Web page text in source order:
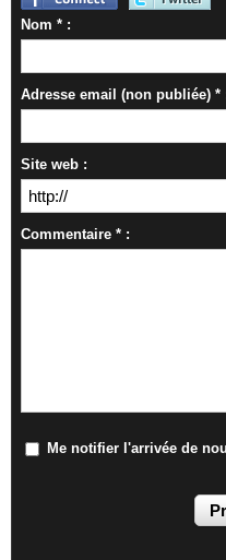
Nom * :
Adresse email (non publiée) *
Site web :
Commentaire * :
Me notifier l'arrivée de